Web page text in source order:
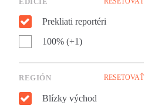
Prekliati reportéri
100% (+1)
REGIÓN RESETOVAŤ
Blízky východ